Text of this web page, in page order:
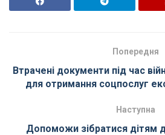
Попередня
Втрачені документи під час
для отримання соцпослуг
Наступна
Допоможи зібратися дітям